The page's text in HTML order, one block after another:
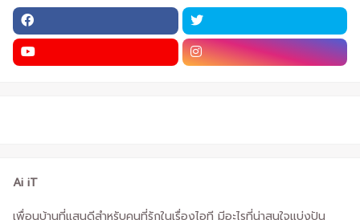
Ai iT
เพื่อนบ้านที่แสนดีสำหรับคนที่รักในเรื่องไอที มีอะไรที่น่าสนใจแบ่งปัน